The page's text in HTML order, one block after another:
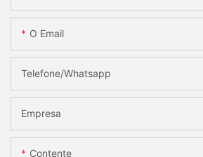
O Email
Telefone/whatsapp
Empresa
Contente